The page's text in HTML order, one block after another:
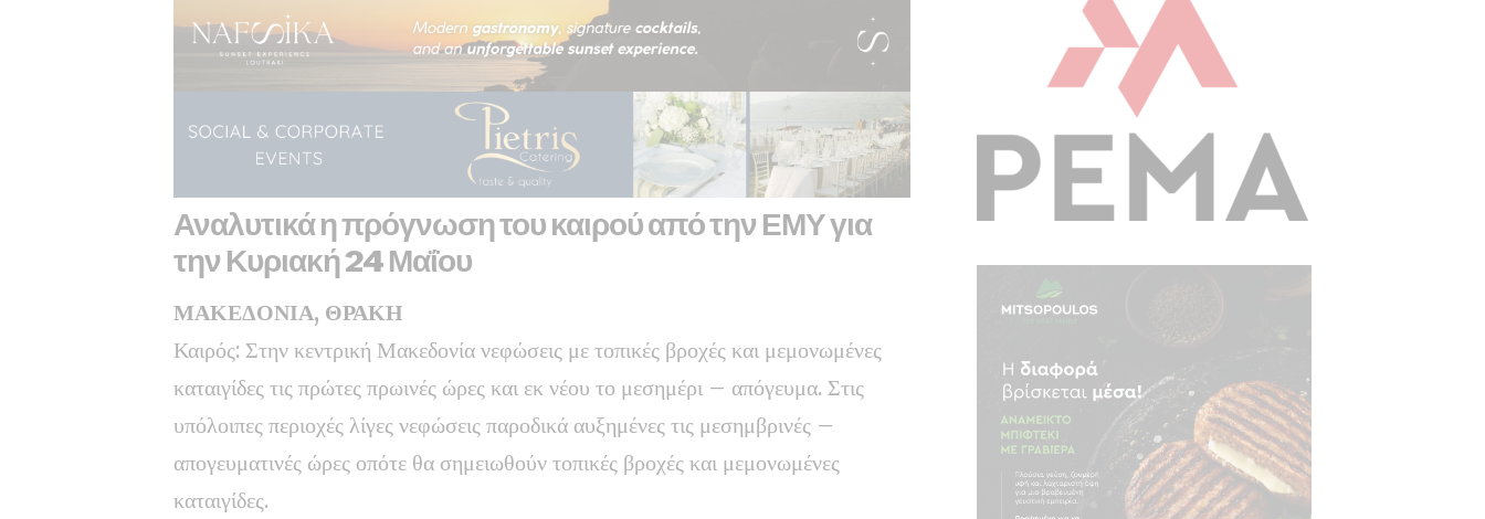
Αναλυτικά η πρόγνωση του καιρού από την ΕΜΥ για
την Κυριακή 24 Μαΐου
ΜΑΚΕΔΟΝΙΑ, ΘΡΑΚΗ
Καιρός: Στην κεντρική Μακεδονία νεφώσεις με τοπικές βροχές και μεμονωμένες
καταιγίδες τις πρώτες πρωινές ώρες και εκ νέου το μεσημέρι – απόγευμα. Στις
υπόλοιπες περιοχές λίγες νεφώσεις παροδικά αυξημένες τις μεσημβρινές –
απογευματινές ώρες οπότε θα σημειωθούν τοπικές βροχές και μεμονωμένες
καταιγίδες.